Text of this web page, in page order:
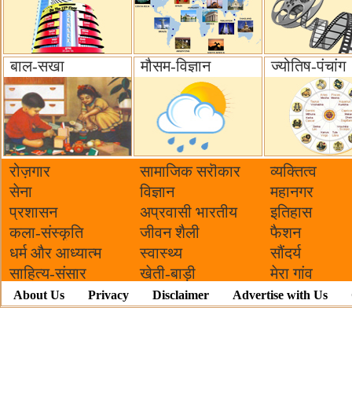
बाल-सखा मौसम-विज्ञान ज्योतिष-पंचांग
रोज़गार सामाजिक सरॊकार‌
व्यक्तित्व
सेना
विज्ञान
महानगर
प्रशासन
अप्रवासी भारतीय
इतिहास
कला-संस्कृति
जीवन शैली
फैशन
धर्म और आध्यात्म
स्वास्थ्य
सौंदर्य
साहित्य-संसार
खेती-बाड़ी मेरा गांव
About Us Privacy Disclaimer Advertise with Us